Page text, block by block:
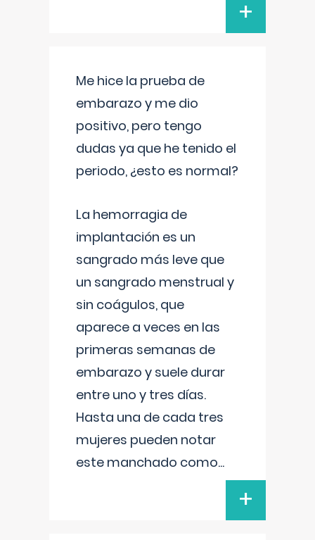
+
Me hice la prueba de
embarazo y me dio
positivo, pero tengo
dudas ya que he tenido el
periodo, ¿esto es normal?
La hemorragia de
implantación es un
sangrado más leve que
un sangrado menstrual y
sin coágulos, que
aparece a veces en las
primeras semanas de
embarazo y suele durar
entre uno y tres días.
Hasta una de cada tres
mujeres pueden notar
este manchado como...
+